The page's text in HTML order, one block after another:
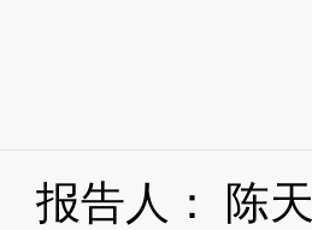
报告人： 陈天